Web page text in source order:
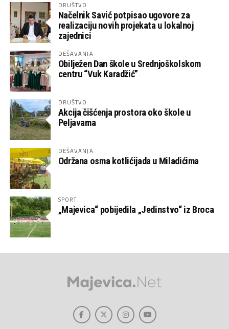
DRUŠTVO
Načelnik Savić potpisao ugovore za
realizaciju novih projekata u lokalnoj
zajednici
DEŠAVANJA
Obilježen Dan škole u Srednjoškolskom
centru “Vuk Karadžić”
DRUŠTVO
Akcija čišćenja prostora oko škole u
Peljavama
DEŠAVANJA
Održana osma kotlićijada u Miladićima
SPORT
„Majevica“ pobijedila „Jedinstvo“ iz Broca